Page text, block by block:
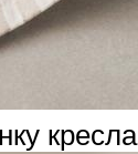
кресла